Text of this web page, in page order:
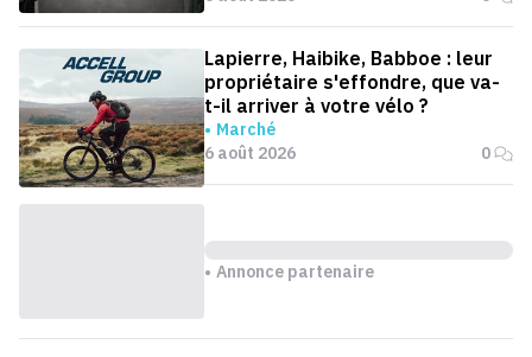
Lapierre, Haibike, Babboe : leur
propriétaire s'effondre, que va-
t-il arriver à votre vélo ?
Marché
6 août 2026
0
Annonce partenaire